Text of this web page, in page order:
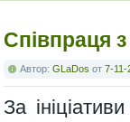
Співпраця
Автор: GLaDos от 7-11-
За